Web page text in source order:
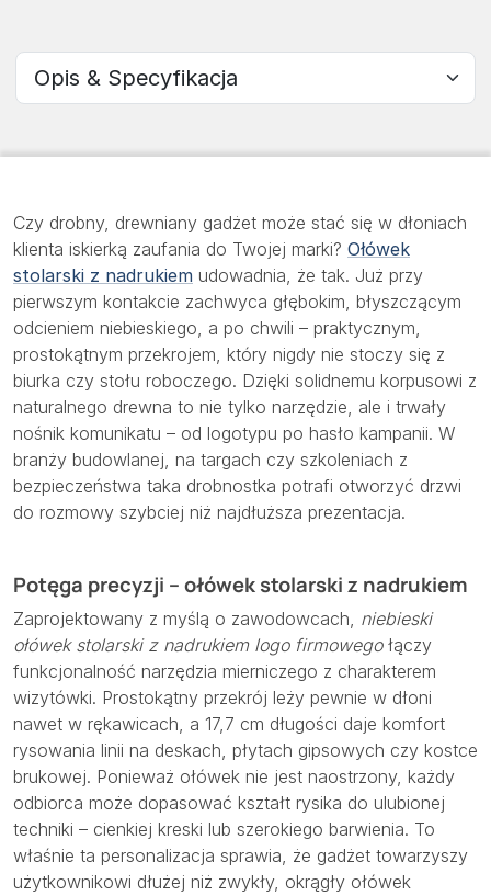
Czy drobny, drewniany gadżet może stać się w dłoniach
klienta iskierką zaufania do Twojej marki? Ołówek
stolarski z nadrukiem udowadnia, że tak. Już przy
pierwszym kontakcie zachwyca głębokim, błyszczącym
odcieniem niebieskiego, a po chwili – praktycznym,
prostokątnym przekrojem, który nigdy nie stoczy się z
biurka czy stołu roboczego. Dzięki solidnemu korpusowi z
naturalnego drewna to nie tylko narzędzie, ale i trwały
nośnik komunikatu – od logotypu po hasło kampanii. W
branży budowlanej, na targach czy szkoleniach z
bezpieczeństwa taka drobnostka potrafi otworzyć drzwi
do rozmowy szybciej niż najdłuższa prezentacja.
Potęga precyzji – ołówek stolarski z nadrukiem
Zaprojektowany z myślą o zawodowcach, niebieski
ołówek stolarski z nadrukiem logo firmowegołączy
funkcjonalność narzędzia mierniczego z charakterem
wizytówki. Prostokątny przekrój leży pewnie w dłoni
nawet w rękawicach, a 17,7 cm długości daje komfort
rysowania linii na deskach, płytach gipsowych czy kostce
brukowej. Ponieważ ołówek nie jest naostrzony, każdy
odbiorca może dopasować kształt rysika do ulubionej
techniki – cienkiej kreski lub szerokiego barwienia. To
właśnie ta personalizacja sprawia, że gadżet towarzyszy
użytkownikowi dłużej niż zwykły, okrągły ołówek
Wybierz sekcję